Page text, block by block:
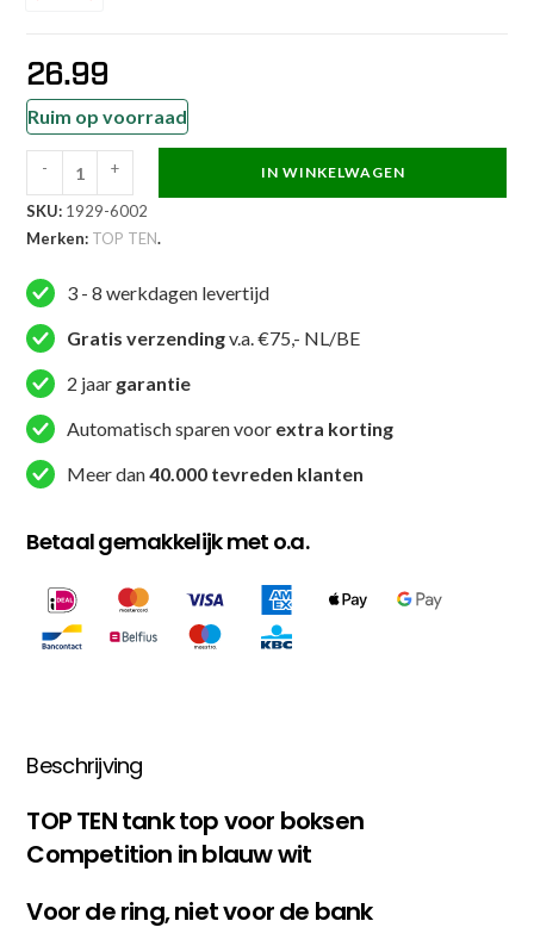
26.99
Ruim op voorraad
TEN
Tank
top
-
Competition
Blauw
/
aantal
- + IN WINKELWAGEN
SKU: 1929-6002
Merken: TOP TEN.
3 - 8 werkdagen levertijd
Gratis verzendingv.a. €75,- NL/BE
2 jaar garantie
Automatisch sparen voor extra korting
Meer dan40.000 tevreden klanten
Betaal gemakkelijk met o.a.
Beschrijving
TOP TEN tank top voor boksen
Competition in blauw wit
Voor de ring, niet voor de bank